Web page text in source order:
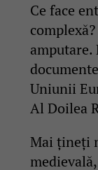
Ce face
Uniunii
Al Doilea
Mai țineți